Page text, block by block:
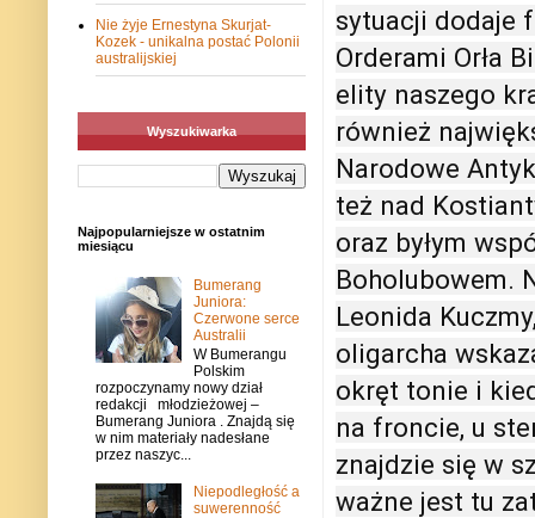
sytuacji dodaje
Orderami Orła
elity naszego
również
Narodowe
też nad
oraz byłym
Boholubowem.
Leonida
oligarcha
okręt tonie i
na froncie, u
znajdzie się w
ważne jest tu
Nie żyje Ernestyna Skurjat-
Kozek - unikalna postać Polonii
australijskiej
Wyszukiwarka
Najpopularniejsze w ostatnim
miesiącu
Bumerang
Juniora:
Czerwone serce
Australii
W Bumerangu
Polskim
rozpoczynamy nowy dział
redakcji młodzieżowej –
Bumerang Juniora . Znajdą się
w nim materiały nadesłane
przez naszyc...
Niepodległość a
suwerenność